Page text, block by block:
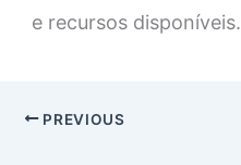
e recursos disponíveis.
PREVIOUS